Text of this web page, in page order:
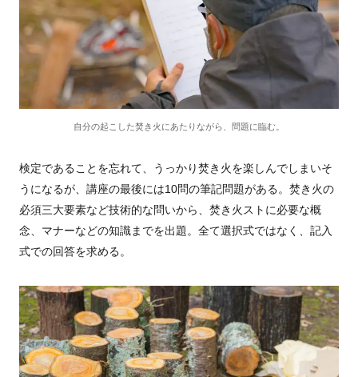
自分の起こした焚き火にあたりながら、問題に臨む。
検定であることを忘れて、うっかり焚き火を楽しんでしまいそ
うになるが、講座の最後には10問の筆記問題がある。焚き火の
必須三大要素など技術的な問いから、焚き火ストに必要な概
念、マナーなどの知識までを出題。全て選択式ではなく、記入
式での回答を求める。